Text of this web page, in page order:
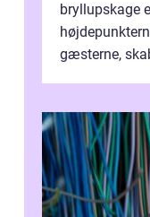
bryllupskage
gæsterne,